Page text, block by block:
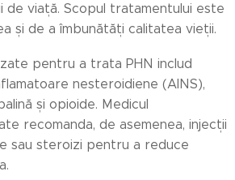
de viață. Scopul tratamentului este
și de a îmbunătăți calitatea vieții.
pentru a trata PHN includ
nesteroidiene (AINS),
și opioide. Medicul
recomanda, de asemenea, injecții
sau steroizi pentru a reduce